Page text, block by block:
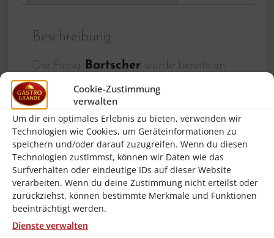
Cookie-Zustimmung
verwalten
Um dir ein optimales Erlebnis zu bieten, verwenden wir
Technologien wie Cookies, um Geräteinformationen zu
speichern und/oder darauf zuzugreifen. Wenn du diesen
Technologien zustimmst, können wir Daten wie das
Surfverhalten oder eindeutige IDs auf dieser Website
verarbeiten. Wenn du deine Zustimmung nicht erteilst oder
zurückziehst, können bestimmte Merkmale und Funktionen
beeinträchtigt werden.
Dienste verwalten
Beschreibung
Die Firma Bartscher wurde bereits im
Jahr 1876 gegründet und gehört heute zur
Spitzengruppe der Hersteller von
Großküchentechnik und Kleingeräten für
Gastronomie und Haushalt. Die Geräte
von Bartscher begeistern neben
erfahrenen Gastronomen auch
anspruchsvolle Haushalte, da dieser
Hersteller sehr robuste, hochwertige und
leicht zu reinigende Produkte herstellt. Bei